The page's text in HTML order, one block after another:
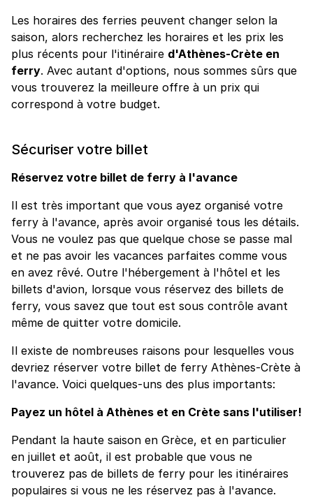
Les horaires des ferries peuvent changer selon la
saison, alors recherchez les horaires et les prix les
plus récents pour l'itinéraire d'Athènes-Crète en
ferry. Avec autant d'options, nous sommes sûrs que
vous trouverez la meilleure offre à un prix qui
correspond à votre budget.
Sécuriser votre billet
Réservez votre billet de ferry à l'avance
Il est très important que vous ayez organisé votre
ferry à l'avance, après avoir organisé tous les détails.
Vous ne voulez pas que quelque chose se passe mal
et ne pas avoir les vacances parfaites comme vous
en avez rêvé. Outre l'hébergement à l'hôtel et les
billets d'avion, lorsque vous réservez des billets de
ferry, vous savez que tout est sous contrôle avant
même de quitter votre domicile.
Il existe de nombreuses raisons pour lesquelles vous
devriez réserver votre billet de ferry Athènes-Crète à
l'avance. Voici quelques-uns des plus importants:
Payez un hôtel à Athènes et en Crète sans l'utiliser!
Pendant la haute saison en Grèce, et en particulier
en juillet et août, il est probable que vous ne
trouverez pas de billets de ferry pour les itinéraires
populaires si vous ne les réservez pas à l'avance.